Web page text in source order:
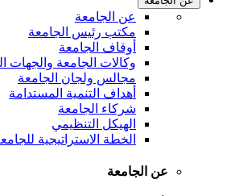
عن الجامعة
مكتب رئيس الجامعة
أوقاف الجامعة
وكالات الجامعة والجهات
مجالس ولجان الجامعة
أهداف التنمية المستدامة
شركاء الجامعة
الهيكل التنظيمي
الخطة الاستراتيجية
عن الجامعة